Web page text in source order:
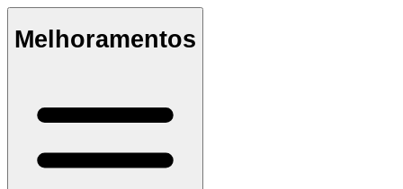
Melhoramentos